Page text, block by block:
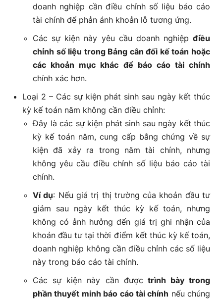
doanh nghiệp cần điều chỉnh số liệu báo cáo
tài chính để phản ánh khoản lỗ tương ứng.
Các sự kiện này yêu cầu doanh nghiệp điều
chỉnh số liệu trong Bảng cân đối kế toán hoặc
các khoản mục khác để báo cáo tài chính
chính xác hơn.
Loại 2 – Các sự kiện phát sinh sau ngày kết thúc
kỳ kế toán năm không cần điều chỉnh:
Đây là các sự kiện phát sinh sau ngày kết thúc
kỳ kế toán năm, cung cấp bằng chứng về sự
kiện đã xảy ra trong năm tài chính, nhưng
không yêu cầu điều chỉnh số liệu báo cáo tài
chính.
Ví dụ: Nếu giá trị thị trường của khoản đầu tư
giảm sau ngày kết thúc kỳ kế toán, nhưng
không có ảnh hưởng đến giá trị ghi nhận của
khoản đầu tư tại thời điểm kết thúc kỳ kế toán,
doanh nghiệp không cần điều chỉnh các số liệu
này trong báo cáo tài chính.
Các sự kiện này cần được trình bày trong
phần thuyết minh báo cáo tài chính nếu chúng